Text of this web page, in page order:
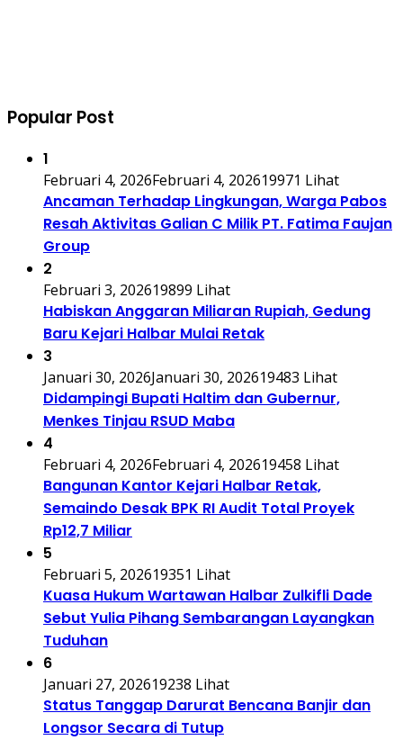
Popular Post
1
Februari 4, 2026Februari 4, 202619971 Lihat
Ancaman Terhadap Lingkungan, Warga Pabos
Resah Aktivitas Galian C Milik PT. Fatima Faujan
Group
2
Februari 3, 202619899 Lihat
Habiskan Anggaran Miliaran Rupiah, Gedung
Baru Kejari Halbar Mulai Retak
3
Januari 30, 2026Januari 30, 202619483 Lihat
Didampingi Bupati Haltim dan Gubernur,
Menkes Tinjau RSUD Maba
4
Februari 4, 2026Februari 4, 202619458 Lihat
Bangunan Kantor Kejari Halbar Retak,
Semaindo Desak BPK RI Audit Total Proyek
Rp12,7 Miliar
5
Februari 5, 202619351 Lihat
Kuasa Hukum Wartawan Halbar Zulkifli Dade
Sebut Yulia Pihang Sembarangan Layangkan
Tuduhan
6
Januari 27, 202619238 Lihat
Status Tanggap Darurat Bencana Banjir dan
Longsor Secara di Tutup